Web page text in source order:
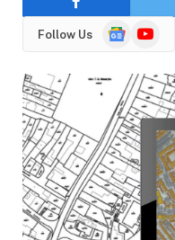
Follow Us
GoogleYouTube